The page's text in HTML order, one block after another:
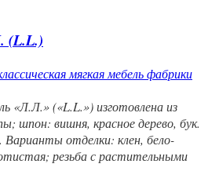
(L.L.)
мягкая мебель фабрики
«Л.Л.» («L.L.») изготовлена из
шпон: вишня, красное дерево, бук.
Варианты отделки: клен, бело-
резьба с растительными